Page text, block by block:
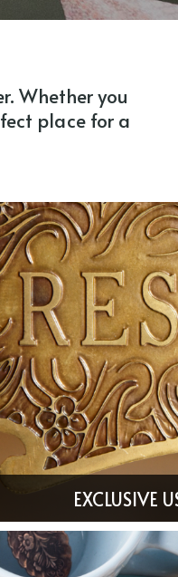
Whether you
place for a
EXCLUSIVE